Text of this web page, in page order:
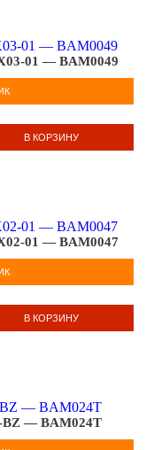
01 — BAM0049
В КОРЗИНУ
01 — BAM0047
В КОРЗИНУ
BZ — BAM024T